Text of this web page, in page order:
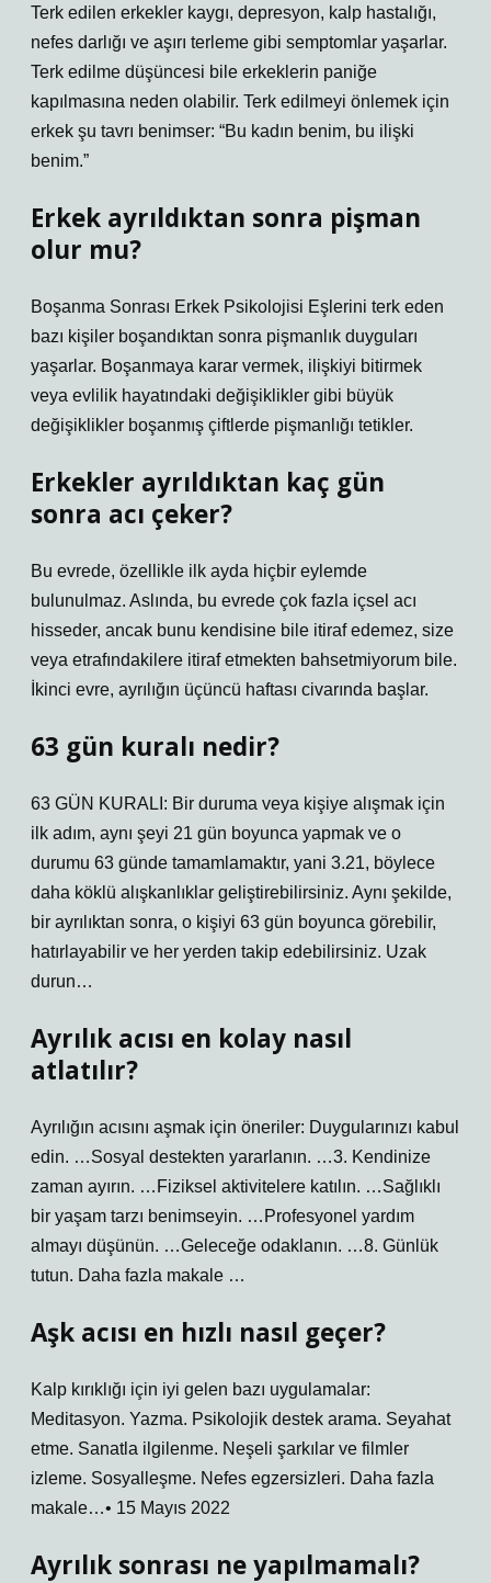
Terk edilen erkekler kaygı, depresyon, kalp hastalığı,
nefes darlığı ve aşırı terleme gibi semptomlar yaşarlar.
Terk edilme düşüncesi bile erkeklerin paniğe
kapılmasına neden olabilir. Terk edilmeyi önlemek için
erkek şu tavrı benimser: “Bu kadın benim, bu ilişki
benim.”
Erkek ayrıldıktan sonra pişman
olur mu?
Boşanma Sonrası Erkek Psikolojisi Eşlerini terk eden
bazı kişiler boşandıktan sonra pişmanlık duyguları
yaşarlar. Boşanmaya karar vermek, ilişkiyi bitirmek
veya evlilik hayatındaki değişiklikler gibi büyük
değişiklikler boşanmış çiftlerde pişmanlığı tetikler.
Erkekler ayrıldıktan kaç gün
sonra acı çeker?
Bu evrede, özellikle ilk ayda hiçbir eylemde
bulunulmaz. Aslında, bu evrede çok fazla içsel acı
hisseder, ancak bunu kendisine bile itiraf edemez, size
veya etrafındakilere itiraf etmekten bahsetmiyorum bile.
İkinci evre, ayrılığın üçüncü haftası civarında başlar.
63 gün kuralı nedir?
63 GÜN KURALI: Bir duruma veya kişiye alışmak için
ilk adım, aynı şeyi 21 gün boyunca yapmak ve o
durumu 63 günde tamamlamaktır, yani 3.21, böylece
daha köklü alışkanlıklar geliştirebilirsiniz. Aynı şekilde,
bir ayrılıktan sonra, o kişiyi 63 gün boyunca görebilir,
hatırlayabilir ve her yerden takip edebilirsiniz. Uzak
durun…
Ayrılık acısı en kolay nasıl
atlatılır?
Ayrılığın acısını aşmak için öneriler: Duygularınızı kabul
edin. …Sosyal destekten yararlanın. …3. Kendinize
zaman ayırın. …Fiziksel aktivitelere katılın. …Sağlıklı
bir yaşam tarzı benimseyin. …Profesyonel yardım
almayı düşünün. …Geleceğe odaklanın. …8. Günlük
tutun. Daha fazla makale …
Aşk acısı en hızlı nasıl geçer?
Kalp kırıklığı için iyi gelen bazı uygulamalar:
Meditasyon. Yazma. Psikolojik destek arama. Seyahat
etme. Sanatla ilgilenme. Neşeli şarkılar ve filmler
izleme. Sosyalleşme. Nefes egzersizleri. Daha fazla
makale…• 15 Mayıs 2022
Ayrılık sonrası ne yapılmamalı?